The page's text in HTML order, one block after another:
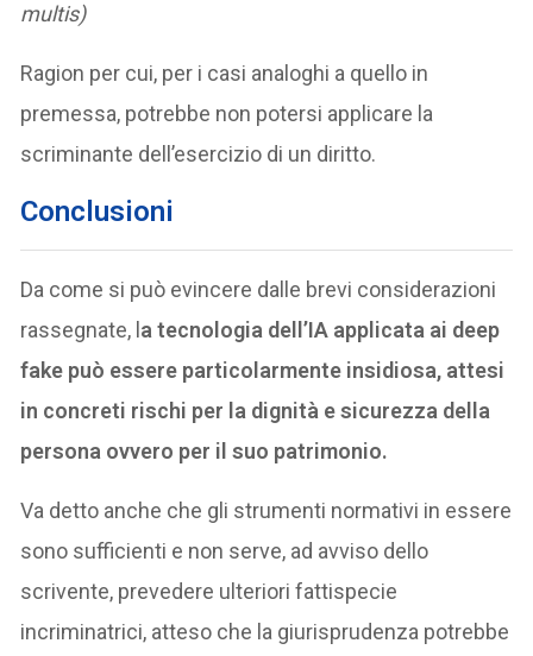
multis)
Ragion per cui, per i casi analoghi a quello in
premessa, potrebbe non potersi applicare la
scriminante dell’esercizio di un diritto.
Conclusioni
Da come si può evincere dalle brevi considerazioni
rassegnate, l a tecnologia dell’IA applicata ai deep
fake può essere particolarmente insidiosa, attesi
in concreti rischi per la dignità e sicurezza della
persona ovvero per il suo patrimonio.
Va detto anche che gli strumenti normativi in essere
sono sufficienti e non serve, ad avviso dello
scrivente, prevedere ulteriori fattispecie
incriminatrici, atteso che la giurisprudenza potrebbe